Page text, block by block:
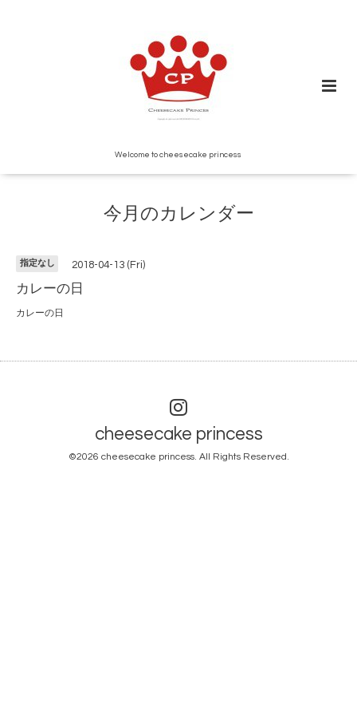
Welcome to cheesecake princess
今月のカレンダー
指定なし 2018-04-13 (Fri)
カレーの日
カレーの日
cheesecake princess
©2026 cheesecake princess. All Rights Reserved.